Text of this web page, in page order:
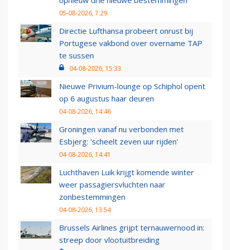
05-08-2026, 7:29
Directie Lufthansa probeert onrust bij
Portugese vakbond over overname TAP
te sussen
04-08-2026, 15:33
Nieuwe Privium-lounge op Schiphol opent
op 6 augustus haar deuren
04-08-2026, 14:46
Groningen vanaf nu verbonden met
Esbjerg: 'scheelt zeven uur rijden'
04-08-2026, 14:41
Luchthaven Luik krijgt komende winter
weer passagiersvluchten naar
zonbestemmingen
04-08-2026, 13:54
Brussels Airlines grijpt ternauwernood in:
streep door vlootuitbreiding